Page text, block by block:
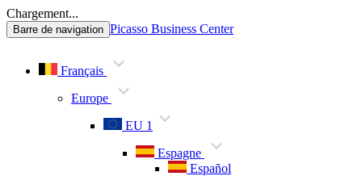
Chargement...
Barre de navigation Picasso Business Center
Français
Europe
EU 1
Espagne
Español